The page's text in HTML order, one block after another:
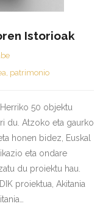
Istorioak
, patrimonio
50 objektu
du. Atzoko eta gaurko
honen bidez, Euskal
eta ondare
du proiektu hau.
proiektua, Akitania